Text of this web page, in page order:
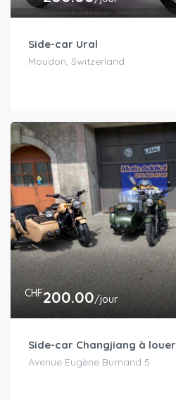
Side-car Ural
Moudon, Switzerland
CHF200.00/jour
Side-car Changjiang à louer
Avenue Eugène Burnand 5